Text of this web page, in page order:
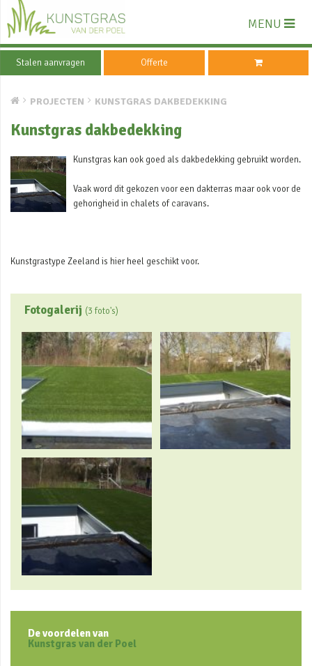
MENU
Stalen aanvragen Offerte
PROJECTEN KUNSTGRAS DAKBEDEKKING
Kunstgras dakbedekking
Kunstgras kan ook goed als dakbedekking gebruikt worden.
Vaak word dit gekozen voor een dakterras maar ook voor de
gehorigheid in chalets of caravans.
Kunstgrastype Zeeland is hier heel geschikt voor.
Fotogalerij (3 foto's)
De voordelen van
Kunstgras van der Poel